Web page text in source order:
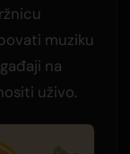
muziku
na
uživo.